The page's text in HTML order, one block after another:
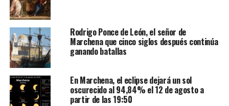
Rodrigo Ponce de León, el señor de
Marchena que cinco siglos después continúa
ganando batallas
En Marchena, el eclipse dejará un sol
oscurecido al 94,84% el 12 de agosto a
partir de las 19:50